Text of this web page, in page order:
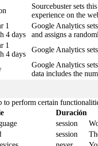
Sourcebuster sets
experience on the
1
4 days
Google Analytics
and assigns a
1
4 days
Google Analytics
Google Analytics
data includes the
to perform certain
Duración
session
session